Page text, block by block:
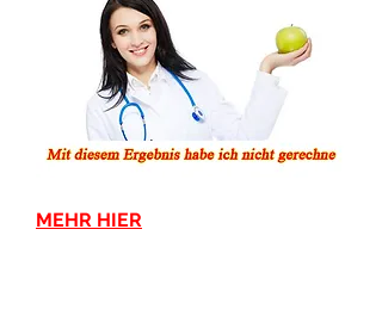
MEHR HIER